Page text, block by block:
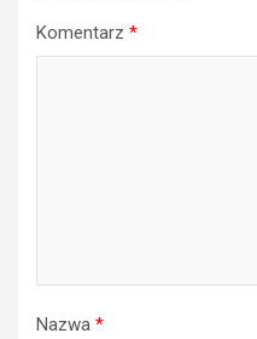
Komentarz *
Nazwa *